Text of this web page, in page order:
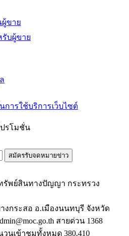
ผู้ขาย
รับผู้ขาย
การใช้บริการเว็บไซต์
รโมชั่น
สมัครรับจดหมายข่าว
รัพย์สินทางปัญญา กระทรวง
งกระสอ อ.เมืองนนทบุรี จังหวัด
สายด่วน 1368
นเข้าชมทั้งหมด 380,410